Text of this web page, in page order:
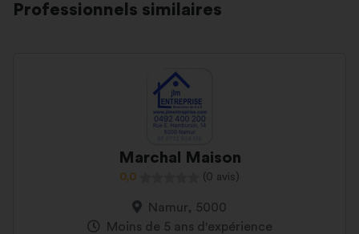
Professionnels similaires
Marchal Maison
0,0 (0 avis)
Namur, 5000
Moins de 5 ans d'expérience